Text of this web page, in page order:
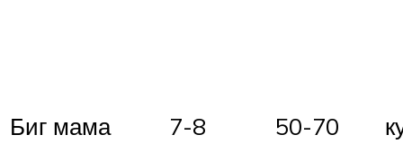
Биг мама 7-8 50-70